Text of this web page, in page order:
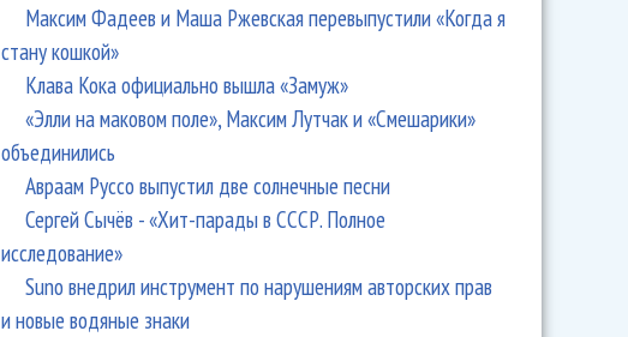
Максим Фадеев и Маша Ржевская перевыпустили «Когда я
стану кошкой»
Клава Кока официально вышла «Замуж»
«Элли на маковом поле», Максим Лутчак и «Смешарики»
объединились
Авраам Руссо выпустил две солнечные песни
Сергей Сычёв - «Хит-парады в СССР. Полное
исследование»
Suno внедрил инструмент по нарушениям авторских прав
и новые водяные знаки